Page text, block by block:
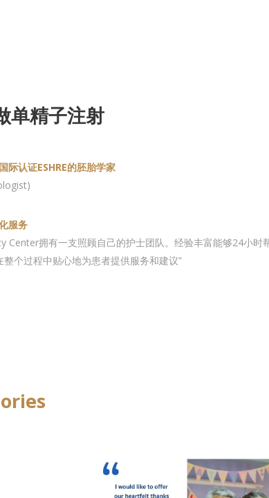
单精子注射
际认证ESHRE的胚胎学家
服务
Center拥有一支照顾自己的护士团队。经验丰富能够24小时
整个过程中贴心地为患者提供服务和建议”